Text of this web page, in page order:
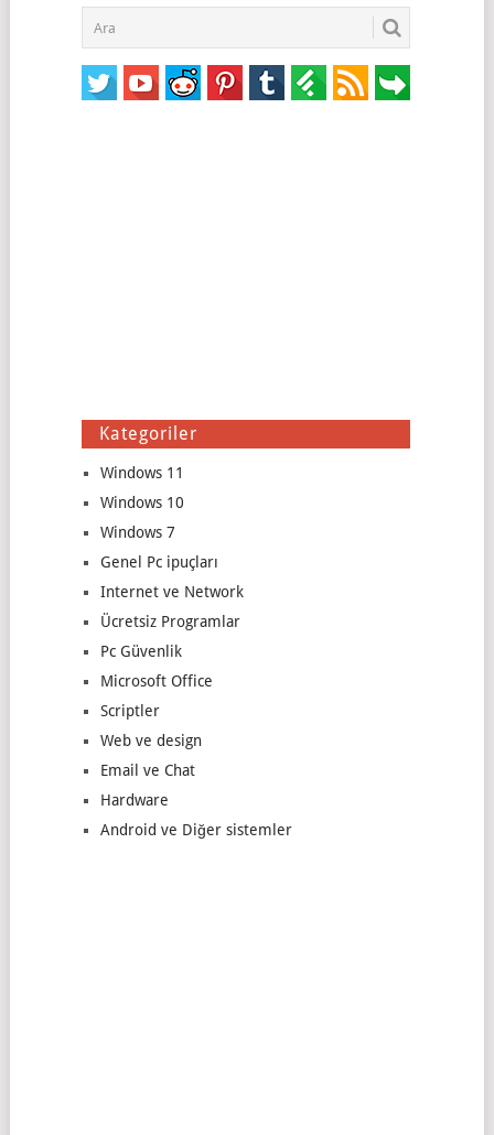
Kategoriler
Windows 11
Windows 10
Windows 7
Genel Pc ipuçları
Internet ve Network
Ücretsiz Programlar
Pc Güvenlik
Microsoft Office
Scriptler
Web ve design
Email ve Chat
Hardware
Android ve Diğer sistemler